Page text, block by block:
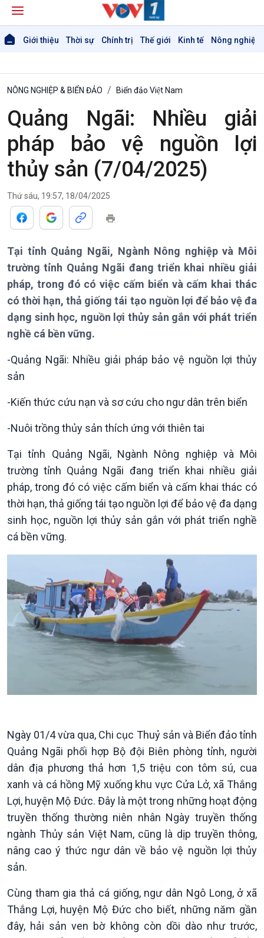
Giới thiệu Thời sự Chính trị Thế giới Kinh tế Nông nghiệp
Thời sự 6h
Thời sự 12h
Thời sự 18h
Thời sự 21h30
Bản tin
Chuyên mục
Chính trị
Tin Chính trị
Chính phủ với người dân
Quốc hội với cử tri
Xây dựng đảng
Pháp luật và đời sống
Thế giới
Tin thế giới
Vấn đề quốc tế
Hồ sơ sự kiện quốc tế
Tin Kinh tế
Trước giờ mở cửa
Dòng chảy Kinh tế
Sức sống hàng Việt
Khởi nghiệp
Tuyên chiến với gian lận
thương mại
Tin Nông nghiệp & Biển
đảo
Mùa vàng
Biển đảo Việt Nam
Tâm tình biên giới và hải
đảo
Tìm hiểu biển, đảo Việt
Nam
NÔNG NGHIỆP & BIỂN ĐẢO Biển đảo Việt Nam
Quảng Ngãi: Nhiều giải
pháp bảo vệ nguồn lợi
thủy sản (7/04/2025)
Thứ sáu, 19:57, 18/04/2025
Tại tỉnh Quảng Ngãi, Ngành Nông nghiệp và Môi
trường tỉnh Quảng Ngãi đang triển khai nhiều giải
pháp, trong đó có việc cấm biển và cấm khai thác
có thời hạn, thả giống tái tạo nguồn lợi để bảo vệ đa
dạng sinh học, nguồn lợi thủy sản gắn với phát triển
nghề cá bền vững.
-Quảng Ngãi: Nhiều giải pháp bảo vệ nguồn lợi thủy
sản
-Kiến thức cứu nạn và sơ cứu cho ngư dân trên biển
-Nuôi trồng thủy sản thích ứng với thiên tai
Tại tỉnh Quảng Ngãi, Ngành Nông nghiệp và Môi
trường tỉnh Quảng Ngãi đang triển khai nhiều giải
pháp, trong đó có việc cấm biển và cấm khai thác có
thời hạn, thả giống tái tạo nguồn lợi để bảo vệ đa dạng
sinh học, nguồn lợi thủy sản gắn với phát triển nghề
cá bền vững.
Ngày 01/4 vừa qua, Chi cục Thuỷ sản và Biển đảo tỉnh
Quảng Ngãi phối hợp Bộ đội Biên phòng tỉnh, người
dân địa phương thả hơn 1,5 triệu con tôm sú, cua
xanh và cá hồng Mỹ xuống khu vực Cửa Lở, xã Thắng
Lợi, huyện Mộ Đức. Đây là một trong những hoạt động
truyền thống thường niên nhân Ngày truyền thống
ngành Thủy sản Việt Nam, cũng là dịp truyền thông,
nâng cao ý thức ngư dân về bảo vệ nguồn lợi thủy
sản.
Cùng tham gia thả cá giống, ngư dân Ngô Long, ở xã
Thắng Lợi, huyện Mộ Đức cho biết, những năm gần
đây, hải sản ven bờ không còn dồi dào như trước,